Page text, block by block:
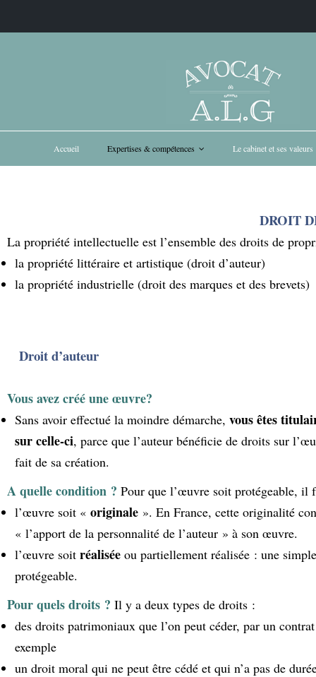
Accueil Expertises & compétences Le cabinet et ses valeurs
DROIT
La propriété intellectuelle est l’ensemble des droits de
la propriété littéraire et artistique (droit d’auteur)
la propriété industrielle (droit des marques et des brevets)
Droit d’auteur
Vous avez créé une œuvre?
Sans avoir effectué la moindre démarche, vous êtes
sur celle-ci, parce que l’auteur bénéficie de droits sur
fait de sa création.
A quelle condition ? Pour que l’œuvre soit protégeable, il
l’œuvre soit « originale ». En France, cette originalité
« l’apport de la personnalité de l’auteur » à son œuvre.
l’œuvre soit réalisée ou partiellement réalisée : une
protégeable.
Pour quels droits ? Il y a deux types de droits :
des droits patrimoniaux que l’on peut céder, par un
exemple
un droit moral qui ne peut être cédé et qui n’a pas de